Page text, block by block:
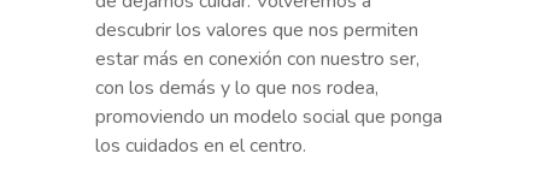
descubrir los valores que nos permiten
estar más en conexión con nuestro ser,
con los demás y lo que nos rodea,
promoviendo un modelo social que ponga
los cuidados en el centro.